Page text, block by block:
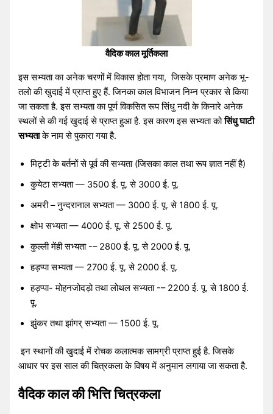
वैदिक काल मूर्तिकला
इस सभ्यता का अनेक चरणों में विकास होता गया, जिसके प्रमाण अनेक भू-
तलो की खुदाई में प्राप्त हुए हैं. जिनका काल विभाजन निम्न प्रकार से किया
जा सकता है. इस सभ्यता का पूर्ण विकसित रूप सिंधु नदी के किनारे अनेक
स्थलों से की गई खुदाई से प्राप्त हुआ है. इस कारण इस सभ्यता कोसिंधु घाटी
सभ्यताके नाम से पुकारा गया है.
मिट्टी के बर्तनों से पूर्व की सभ्यता (जिसका काल तथा रूप ज्ञात नहीं है)
कुयेटा सभ्यता — 3500 ई. पू. से 3000 ई. पू.
अमरी – नुन्दरानाल सभ्यता — 3000 ई. पू. से 1800 ई. पू.
क्षोभ सभ्यता — 4000 ई. पू. से 2500 ई. पू.
कुल्ली मेंही सभ्यता -– 2800 ई. पू. से 2000 ई. पू.
हड़प्पा सभ्यता — 2700 ई. पू. से 2000 ई. पू.
हड़प्पा- मोहनजोदड़ो तथा लोथल सभ्यता -– 2200 ई. पू. से 1800 ई.
पू.
झुंकर तथा झांगर् सभ्यता — 1500 ई. पू.
इन स्थानों की खुदाई में रोचक कलात्मक सामग्री प्राप्त हुई है. जिसके
आधार पर इस साल की चित्रकला के विषय में अनुमान लगाया जा सकता है.
वैदिक काल की भित्ति चित्रकला